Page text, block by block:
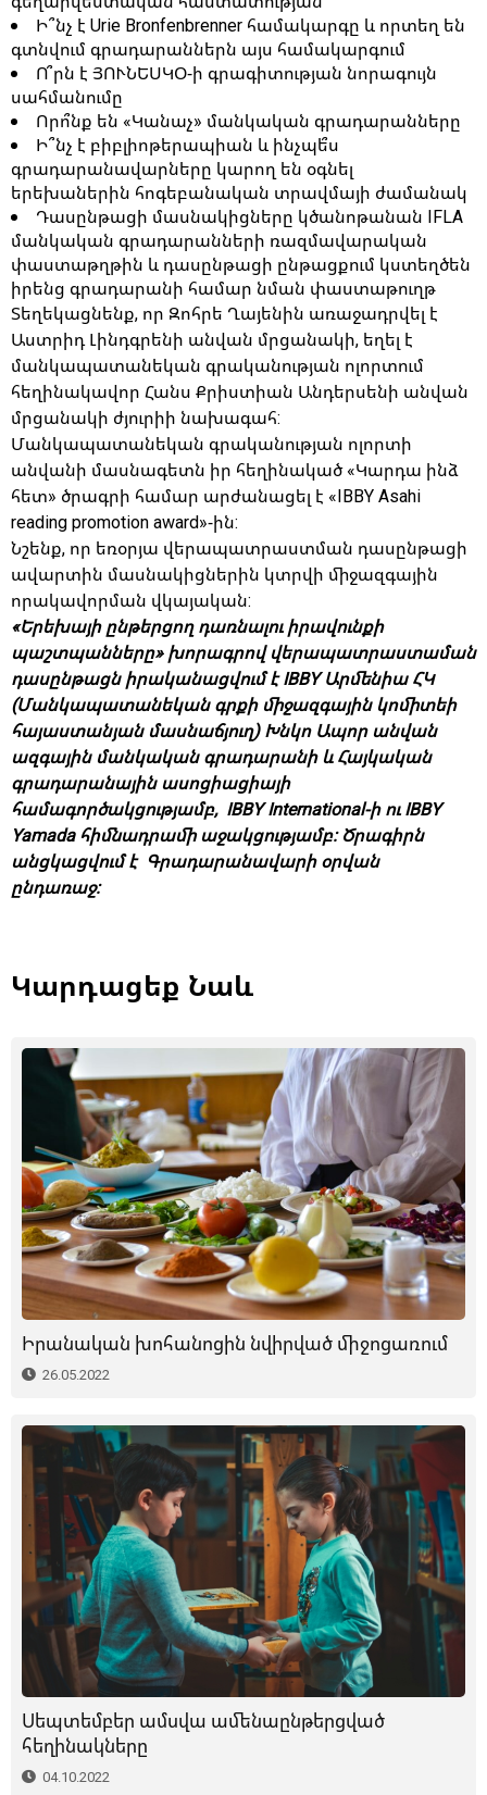
Ի՞նչ է Urie Bronfenbrenner համակարգը և որտեղ են
գտնվում գրադարաններն այս համակարգում
Ո՞րն է ՅՈՒՆԵՍԿՕ-ի գրագիտության նորագույն
սահմանումը
Որո՞նք են «Կանաչ» մանկական գրադարանները
Ի՞նչ է բիբլիոթերապիան և ինչպե՞ս
գրադարանավարները կարող են օգնել
երեխաներին հոգեբանական տրավմայի ժամանակ
Դասընթացի մասնակիցները կծանոթանան IFLA
մանկական գրադարանների ռազմավարական
փաստաթղթին և դասընթացի ընթացքում կստեղծեն
իրենց գրադարանի համար նման փաստաթուղթ
Տեղեկացնենք, որ Զոհրե Ղայենին առաջադրվել է
Աստրիդ Լինդգրենի անվան մրցանակի, եղել է
մանկապատանեկան գրականության ոլորտում
հեղինակավոր Հանս Քրիստիան Անդերսենի անվան
մրցանակի ժյուրիի նախագահ:
Մանկապատանեկան գրականության ոլորտի
անվանի մասնագետն իր հեղինակած «Կարդա ինձ
հետ» ծրագրի համար արժանացել է «IBBY Asahi
reading promotion award»-ին:
Նշենք, որ եռօրյա վերապատրաստման դասընթացի
ավարտին մասնակիցներին կտրվի միջազգային
որակավորման վկայական:
«Երեխայի ընթերցող դառնալու իրավունքի
պաշտպանները» խորագրով վերապատրաստաման
դասընթացն իրականացվում է IBBY Արմենիա ՀԿ
(Մանկապատանեկան գրքի միջազգային կոմիտեի
հայաստանյան մասնաճյուղ) Խնկո Ապոր անվան
ազգային մանկական գրադարանի և Հայկական
գրադարանային ասոցիացիայի
համագործակցությամբ, IBBY International-ի ու IBBY
Yamada հիմնադրամի աջակցությամբ: Ծրագիրն
անցկացվում է Գրադարանավարի օրվան
ընդառաջ:
Կարդացեք Նաև
Իրանական խոհանոցին նվիրված միջոցառում
26.05.2022
Սեպտեմբեր ամսվա ամենաընթերցված
հեղինակները
04.10.2022